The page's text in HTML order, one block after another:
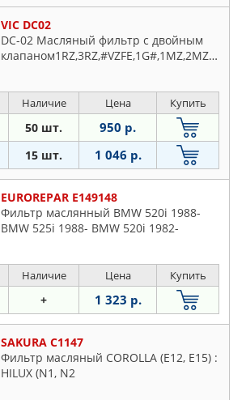
VIC DC02
DC-02 Масляный фильтр с двойным
клапаном1RZ,3RZ,#VZFE,1G#,1MZ,2MZ,1JZ,2JZ,1NDTV,1KDFTV,7MGE,2TZ#
Наличие Цена Купить
50 шт. 950 р.
15 шт. 1 046 р.
EUROREPAR E149148
Фильтр маслянный BMW 520i 1988-
BMW 525i 1988- BMW 520i 1982-
Наличие Цена Купить
+ 1 323 р.
SAKURA C1147
Фильтр масляный COROLLA (E12, E15) :
HILUX (N1, N2